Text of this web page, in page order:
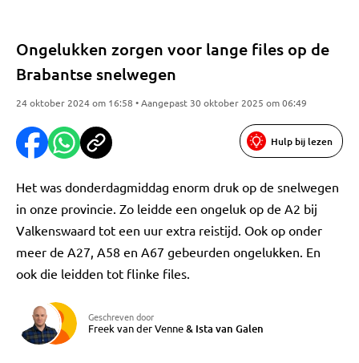
Ongelukken zorgen voor lange files op de
Brabantse snelwegen
24 oktober 2024 om 16:58 • Aangepast 30 oktober 2025 om 06:49
Hulp bij lezen
Het was donderdagmiddag enorm druk op de snelwegen
in onze provincie. Zo leidde een ongeluk op de A2 bij
Valkenswaard tot een uur extra reistijd. Ook op onder
meer de A27, A58 en A67 gebeurden ongelukken. En
ook die leidden tot flinke files.
Geschreven door
Freek van der Venne& Ista van Galen